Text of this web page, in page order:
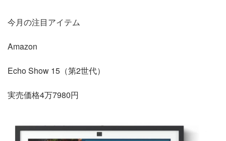
今月の注目アイテム
Amazon
Echo Show 15（第2世代）
実売価格4万7980円